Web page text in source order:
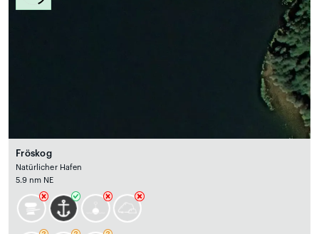
Fröskog
Natürlicher Hafen
5.9 nm NE